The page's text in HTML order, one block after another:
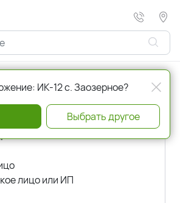
лицо или ИП
ИК-12 с. Заозерное?
Выбрать другое